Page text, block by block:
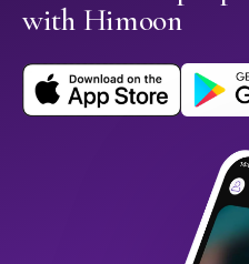
with Himoon